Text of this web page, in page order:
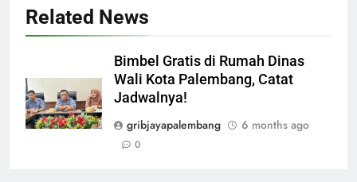
Related News
Bimbel Gratis di Rumah Dinas
Wali Kota Palembang, Catat
Jadwalnya!
gribjayapalembang
6 months ago
0